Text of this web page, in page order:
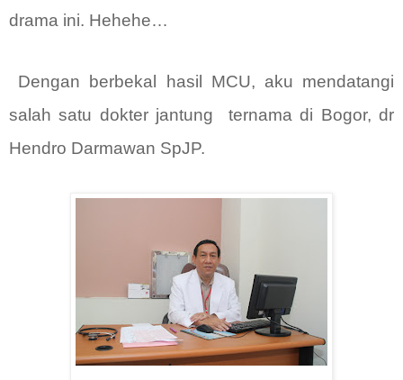
drama ini. Hehehe…
Dengan berbekal hasil MCU, aku mendatangi
salah satu dokter jantung
ternama di Bogor, dr
Hendro Darmawan SpJP.